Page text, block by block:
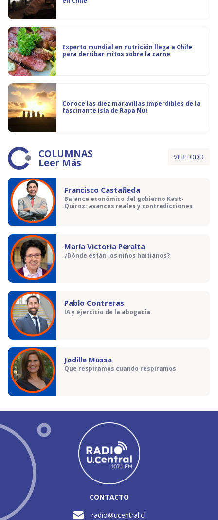
Experto mundial en nutrición llega a Chile
para derribar mitos sobre la carne
Conoce las diez maravillas imperdibles de la
fascinante isla de Rapa Nui
COLUMNAS
Leer Más VER TODO
Francisco Castañeda
Balance económico del gobierno Kast-
Quiroz: avances reales y contradicciones
María Victoria Peralta
¿Dónde están los niños haitianos?
Pablo Contreras
IA y ejercicio de la abogacía
Jadille Mussa
Que respiramos cuando respiramos
CONTACTO
radio@ucentral.cl